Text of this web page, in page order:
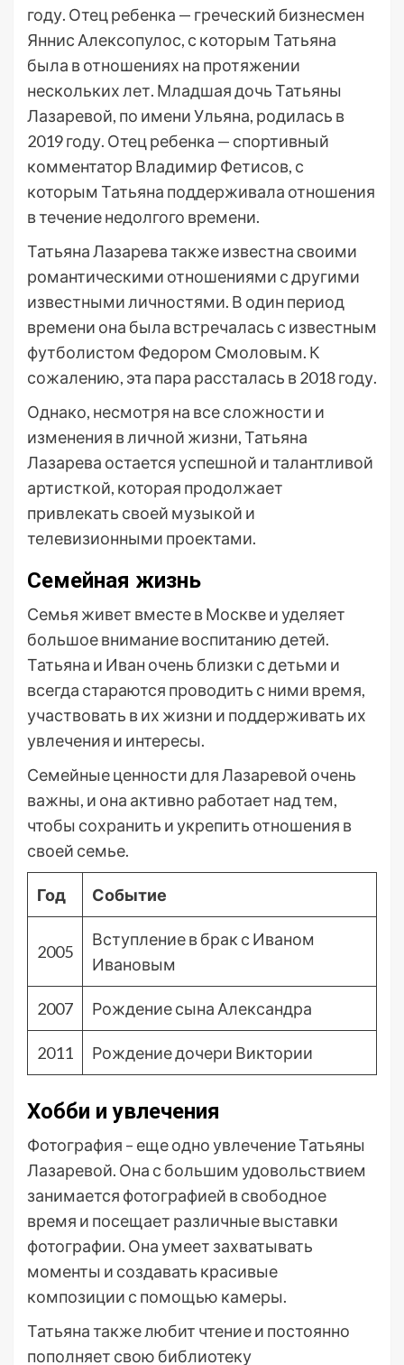
году. Отец ребенка — греческий бизнесмен
Яннис Алексопулос, с которым Татьяна
была в отношениях на протяжении
нескольких лет. Младшая дочь Татьяны
Лазаревой, по имени Ульяна, родилась в
2019 году. Отец ребенка — спортивный
комментатор Владимир Фетисов, с
которым Татьяна поддерживала отношения
в течение недолгого времени.
Татьяна Лазарева также известна своими
романтическими отношениями с другими
известными личностями. В один период
времени она была встречалась с известным
футболистом Федором Смоловым. К
сожалению, эта пара рассталась в 2018 году.
Однако, несмотря на все сложности и
изменения в личной жизни, Татьяна
Лазарева остается успешной и талантливой
артисткой, которая продолжает
привлекать своей музыкой и
телевизионными проектами.
Семейная жизнь
Семья живет вместе в Москве и уделяет
большое внимание воспитанию детей.
Татьяна и Иван очень близки с детьми и
всегда стараются проводить с ними время,
участвовать в их жизни и поддерживать их
увлечения и интересы.
Семейные ценности для Лазаревой очень
важны, и она активно работает над тем,
чтобы сохранить и укрепить отношения в
своей семье.
Год Событие
2005
Вступление в брак с Иваном
Ивановым
2007 Рождение сына Александра
2011 Рождение дочери Виктории
Хобби и увлечения
Фотография – еще одно увлечение Татьяны
Лазаревой. Она с большим удовольствием
занимается фотографией в свободное
время и посещает различные выставки
фотографии. Она умеет захватывать
моменты и создавать красивые
композиции с помощью камеры.
Татьяна также любит чтение и постоянно
пополняет свою библиотеку